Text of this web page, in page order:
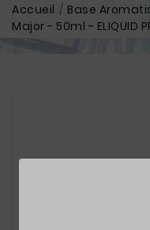
Accueil Base
Major - 50ml - ELIQUID